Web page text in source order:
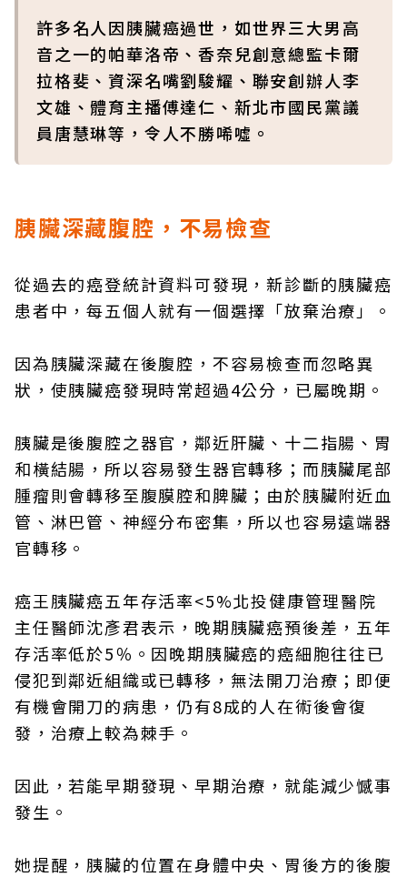
許多名人因胰臟癌過世，如世界三大男高
音之一的帕華洛帝、香奈兒創意總監卡爾
拉格斐、資深名嘴劉駿耀、聯安創辦人李
文雄、體育主播傅達仁、新北市國民黨議
員唐慧琳等，令人不勝唏噓。
胰臟深藏腹腔，不易檢查
從過去的癌登統計資料可發現，新診斷的胰臟癌
患者中，每五個人就有一個選擇「放棄治療」。
因為胰臟深藏在後腹腔，不容易檢查而忽略異
狀，使胰臟癌發現時常超過4公分，已屬晚期。
胰臟是後腹腔之器官，鄰近肝臟、十二指腸、胃
和橫結腸，所以容易發生器官轉移；而胰臟尾部
腫瘤則會轉移至腹膜腔和脾臟；由於胰臟附近血
管、淋巴管、神經分布密集，所以也容易遠端器
官轉移。
癌王胰臟癌五年存活率<5%北投健康管理醫院
主任醫師沈彥君表示，晚期胰臟癌預後差，五年
存活率低於5％。因晚期胰臟癌的癌細胞往往已
侵犯到鄰近組織或已轉移，無法開刀治療；即便
有機會開刀的病患，仍有8成的人在術後會復
發，治療上較為棘手。
因此，若能早期發現、早期治療，就能減少憾事
發生。
她提醒，胰臟的位置在身體中央、胃後方的後腹